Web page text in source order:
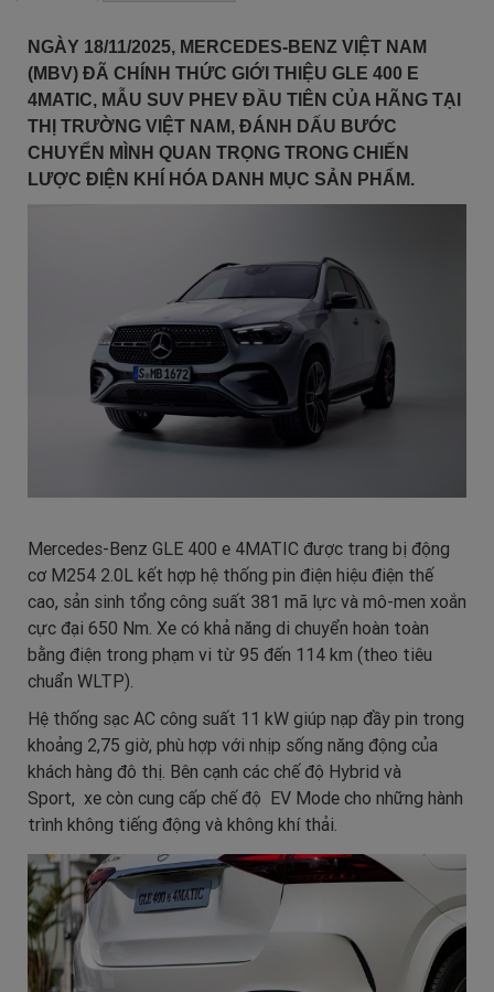
NGÀY 18/11/2025, MERCEDES-BENZ VIỆT NAM
(MBV) ĐÃ CHÍNH THỨC GIỚI THIỆU GLE 400 E
4MATIC, MẪU SUV PHEV ĐẦU TIÊN CỦA HÃNG TẠI
THỊ TRƯỜNG VIỆT NAM, ĐÁNH DẤU BƯỚC
CHUYỂN MÌNH QUAN TRỌNG TRONG CHIẾN
LƯỢC ĐIỆN KHÍ HÓA DANH MỤC SẢN PHẨM.
Mercedes-Benz GLE 400 e 4MATIC được trang bị động
cơ M254 2.0L kết hợp hệ thống pin điện hiệu điện thế
cao, sản sinh tổng công suất 381 mã lực và mô-men xoắn
cực đại 650 Nm. Xe có khả năng di chuyển hoàn toàn
bằng điện trong phạm vi từ 95 đến 114 km (theo tiêu
chuẩn WLTP).
Hệ thống sạc AC công suất 11 kW giúp nạp đầy pin trong
khoảng 2,75 giờ, phù hợp với nhịp sống năng động của
khách hàng đô thị. Bên cạnh các chế độ Hybrid và
Sport, xe còn cung cấp chế độ EV Mode cho những hành
trình không tiếng động và không khí thải.